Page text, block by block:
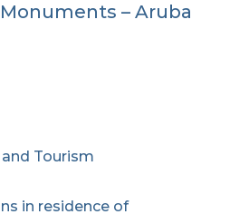
– Aruba
Tourism
in residence of